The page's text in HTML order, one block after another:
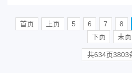
邀请符合本次采购要求的供应商
商。一、采购项目基本情况1.项
首页 上页 5 6 7 8
下页
末页
共634页3803